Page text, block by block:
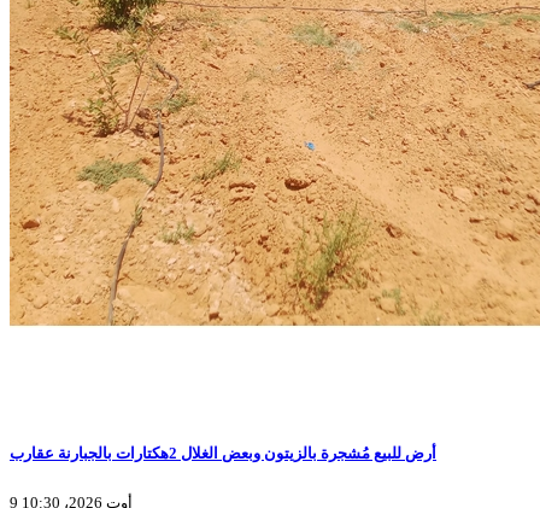
أرض للبيع مُشجرة بالزيتون وبعض الغلال 2هكتارات بالجبارنة عقارب
9 أوت 2026، 10:30